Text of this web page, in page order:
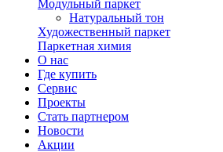
Модульный паркет
Натуральный тон
Художественный паркет
Паркетная химия
О нас
Где купить
Сервис
Проекты
Стать партнером
Новости
Акции